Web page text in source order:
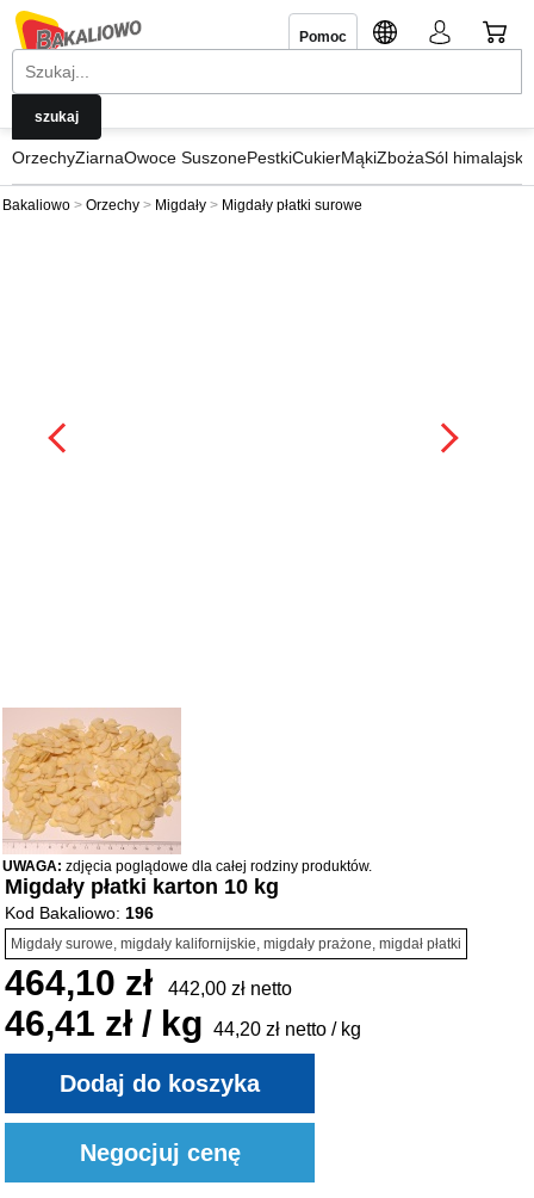
Pomoc
OrzechyZiarnaOwoce SuszonePestkiCukierMąkiZbożaSól himalajska
Bakaliowo Orzechy Migdały Migdały płatki surowe
UWAGA: zdjęcia poglądowe dla całej rodziny produktów.
Migdały płatki karton 10 kg
Kod Bakaliowo: 196
Migdały surowe, migdały kalifornijskie, migdały prażone, migdał płatki
464,10 zł 442,00 zł netto
46,41 zł / kg 44,20 zł netto / kg